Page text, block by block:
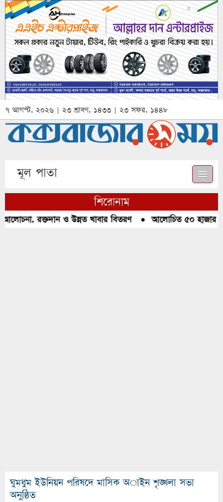
৭ আগস্ট, ২০২৬ | ২৩ শ্রাবণ, ১৪৩৩ | ২৩ সফর, ১৪৪৮
মূল পাতা
শিরোনাম
রক্তদান ও উন্নত খাবার বিতরণ●আলোচিত ৫০ হাজার
ঘুমধুম ইউনিয়ন পরিষদে মাসিক অাইন শৃঙ্খলা সভা
অনুষ্ঠিত